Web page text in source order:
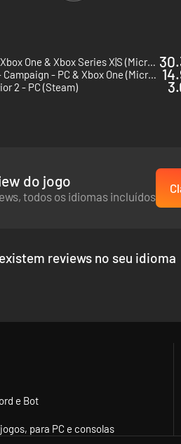
Gears 5 - PC, Xbox One & Xbox Series X|S (Microsoft Store)
Halo Infinite - Campaign - PC & Xbox One (Microsoft Store)
2 - PC (Steam)
do jogo
todos os idiomas incluídos
reviews no seu idioma
e Bot
para PC e consolas